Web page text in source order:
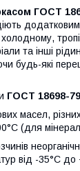
ГОСТ
та інші
які
ГОСТ 18698-79
масел,
(для
від -35°С до